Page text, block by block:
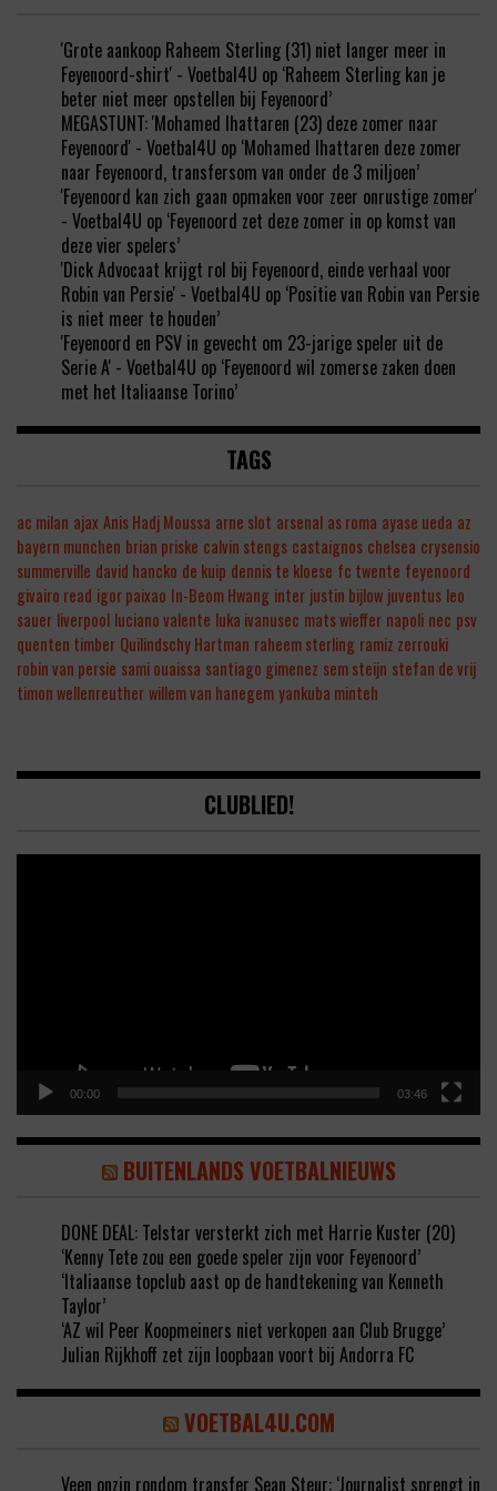
'Grote aankoop Raheem Sterling (31) niet langer meer in
Feyenoord-shirt' - Voetbal4U op ‘Raheem Sterling kan je
beter niet meer opstellen bij Feyenoord’
MEGASTUNT: 'Mohamed Ihattaren (23) deze zomer naar
Feyenoord' - Voetbal4U op ‘Mohamed Ihattaren deze zomer
naar Feyenoord, transfersom van onder de 3 miljoen’
'Feyenoord kan zich gaan opmaken voor zeer onrustige zomer'
- Voetbal4U op ‘Feyenoord zet deze zomer in op komst van
deze vier spelers’
'Dick Advocaat krijgt rol bij Feyenoord, einde verhaal voor
Robin van Persie' - Voetbal4U op ‘Positie van Robin van Persie
is niet meer te houden’
'Feyenoord en PSV in gevecht om 23-jarige speler uit de
Serie A' - Voetbal4U op ‘Feyenoord wil zomerse zaken doen
met het Italiaanse Torino’
TAGS
ac milan ajax Anis Hadj Moussa arne slot arsenal as roma ayase ueda az
bayern munchen brian priske calvin stengs castaignos chelsea crysensio
summerville david hancko de kuip dennis te kloese fc twente feyenoord
givairo read igor paixao In-Beom Hwang inter justin bijlow juventus leo
sauer liverpool luciano valente luka ivanusec mats wieffer napoli nec psv
quenten timber Quilindschy Hartman raheem sterling ramiz zerrouki
robin van persie sami ouaissa santiago gimenez sem steijn stefan de vrij
timon wellenreutherwillem van hanegemyankuba minteh
CLUBLIED!
00:00 03:46
BUITENLANDS VOETBALNIEUWS
DONE DEAL: Telstar versterkt zich met Harrie Kuster (20)
‘Kenny Tete zou een goede speler zijn voor Feyenoord’
‘Italiaanse topclub aast op de handtekening van Kenneth
Taylor’
‘AZ wil Peer Koopmeiners niet verkopen aan Club Brugge’
Julian Rijkhoff zet zijn loopbaan voort bij Andorra FC
VOETBAL4U.COM
Veen onzin rondom transfer Sean Steur: ‘Journalist sprengt in